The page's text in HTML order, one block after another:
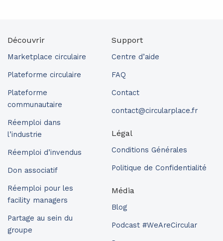
Découvrir
Marketplace circulaire
Plateforme circulaire
Plateforme
communautaire
Réemploi dans
l’industrie
Réemploi d’invendus
Don associatif
Réemploi pour les
facility managers
Partage au sein du
groupe
Support
Centre d’aide
FAQ
Contact
contact@circularplace.fr
Légal
Conditions Générales
Politique de Confidentialité
Média
Blog
Podcast #WeAreCircular